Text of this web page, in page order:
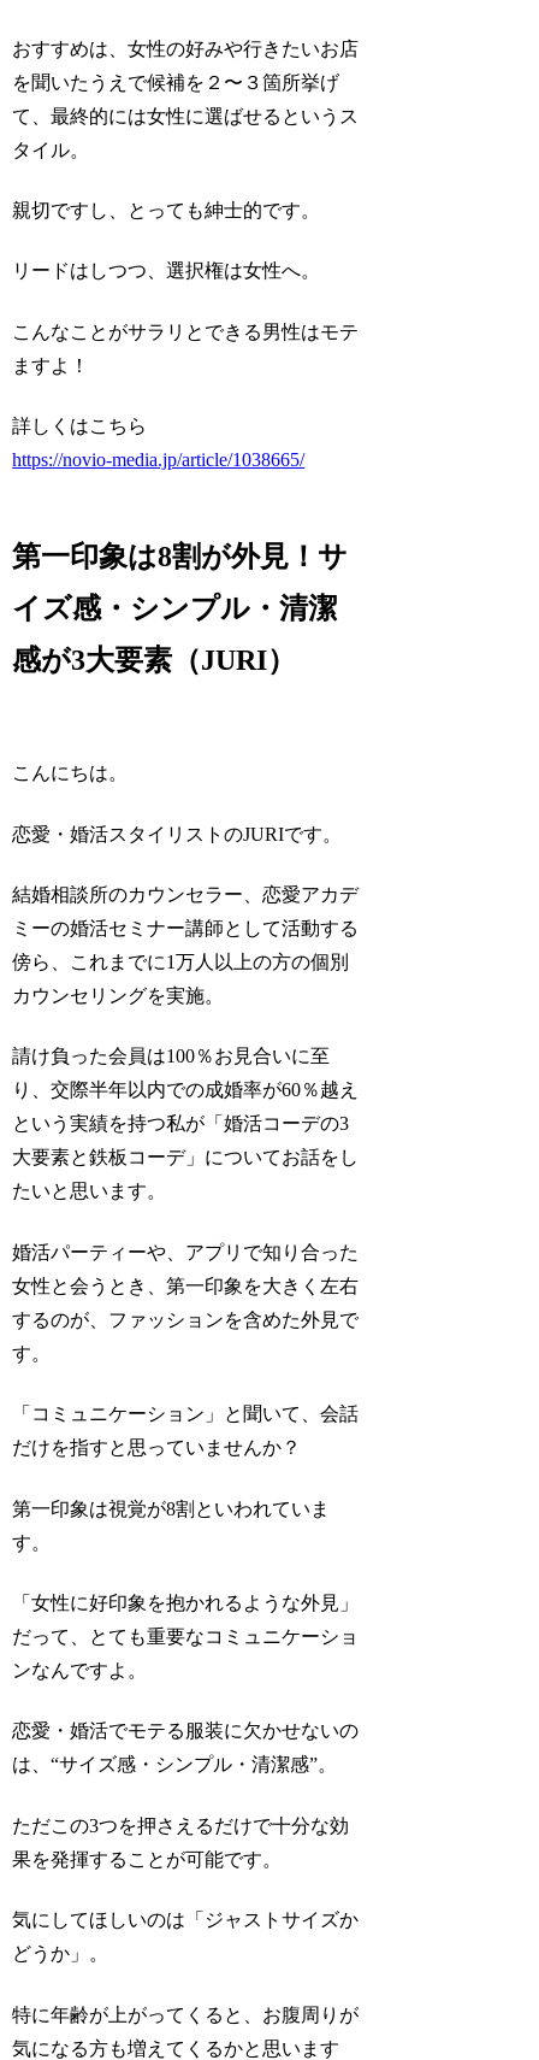
おすすめは、女性の好みや行きたいお店
を聞いたうえで候補を２〜３箇所挙げ
て、最終的には女性に選ばせるというス
タイル。
親切ですし、とっても紳士的です。
リードはしつつ、選択権は女性へ。
こんなことがサラリとできる男性はモテ
ますよ！
詳しくはこちら
https://novio-media.jp/article/1038665/
第一印象は8割が外見！サ
イズ感・シンプル・清潔
感が3大要素（JURI）
こんにちは。
恋愛・婚活スタイリストのJURIです。
結婚相談所のカウンセラー、恋愛アカデ
ミーの婚活セミナー講師として活動する
傍ら、これまでに1万人以上の方の個別
カウンセリングを実施。
請け負った会員は100％お見合いに至
り、交際半年以内での成婚率が60％越え
という実績を持つ私が「婚活コーデの3
大要素と鉄板コーデ」についてお話をし
たいと思います。
婚活パーティーや、アプリで知り合った
女性と会うとき、第一印象を大きく左右
するのが、ファッションを含めた外見で
す。
「コミュニケーション」と聞いて、会話
だけを指すと思っていませんか？
第一印象は視覚が8割といわれていま
す。
「女性に好印象を抱かれるような外見」
だって、とても重要なコミュニケーショ
ンなんですよ。
恋愛・婚活でモテる服装に欠かせないの
は、“サイズ感・シンプル・清潔感”。
ただこの3つを押さえるだけで十分な効
果を発揮することが可能です。
気にしてほしいのは「ジャストサイズか
どうか」。
特に年齢が上がってくると、お腹周りが
気になる方も増えてくるかと思います